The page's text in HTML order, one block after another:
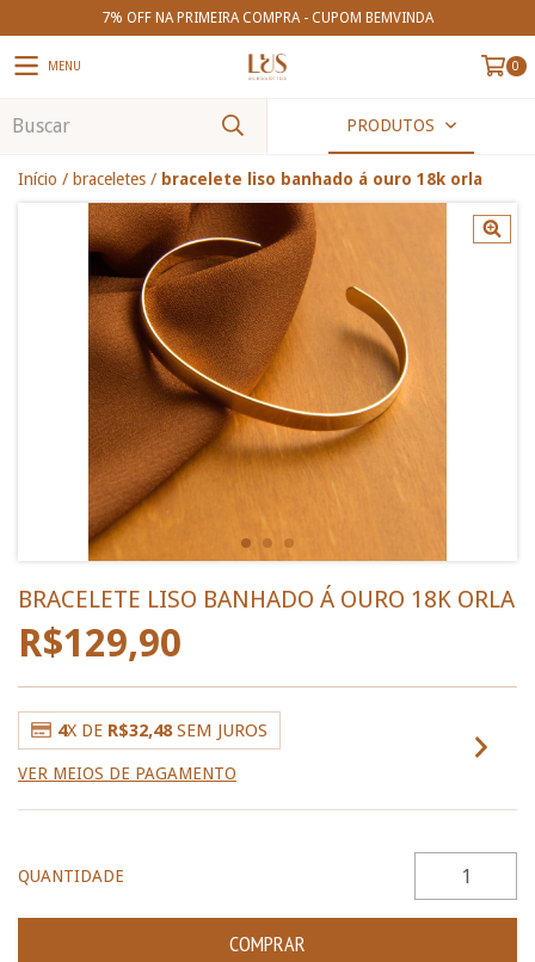
7% OFF NA PRIMEIRA COMPRA - CUPOM BEMVINDA
MENU 0
PRODUTOS
Início / braceletes / bracelete liso banhado á ouro 18k orla
BRACELETE LISO BANHADO Á OURO 18K ORLA
R$129,90
4X DE R$32,48SEM JUROS
VER MEIOS DE PAGAMENTO
QUANTIDADE